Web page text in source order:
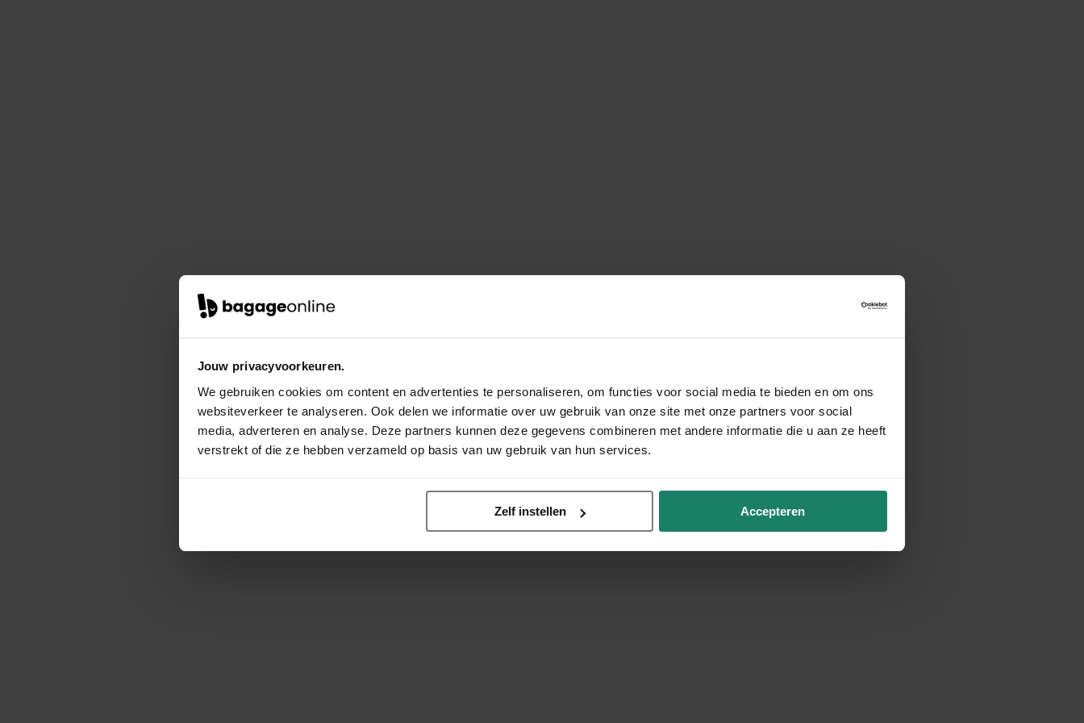
Jouw privacyvoorkeuren.
We gebruiken cookies om content en advertenties te personaliseren, om functies voor social media te bieden en om ons
websiteverkeer te analyseren. Ook delen we informatie over uw gebruik van onze site met onze partners voor social
media, adverteren en analyse. Deze partners kunnen deze gegevens combineren met andere informatie die u aan ze heeft
verstrekt of die ze hebben verzameld op basis van uw gebruik van hun services.
Zelf instellen Accepteren